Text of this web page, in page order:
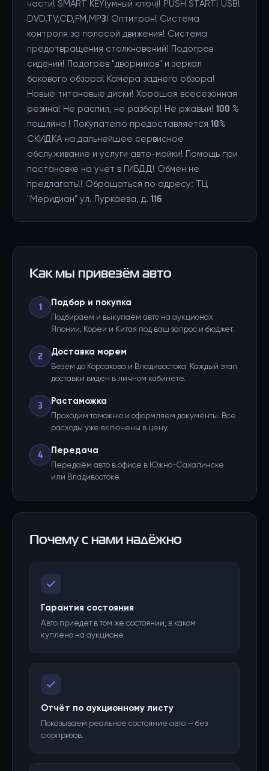
части! SMART KEY(умный ключ)! PUSH START! USB!
DVD,TV,CD,FM,MP3! Оптитрон! Система
контроля за полосой движения! Система
предотвращения столкновений! Подогрев
сидений! Подогрев "дворников" и зеркал
бокового обзора! Камера заднего обзора!
Новые титановые диски! Хорошая всесезонная
резина! Не распил, не разбор! Не ржавый! 100 %
пошлина ! Покупателю предоставляется 10%
СКИДКА на дальнейшее сервисное
обслуживание и услуги авто-мойки! Помощь при
постановке на учет в ГИБДД! Обмен не
предлагать!! Обращаться по адресу: ТЦ
"Меридиан" ул. Пуркаева, д. 116
Как мы привезём авто
1 Подбор и покупка
Подбираем и выкупаем авто на аукционах
Японии, Кореи и Китая под ваш запрос и бюджет.
2 Доставка морем
Везём до Корсакова и Владивостока. Каждый этап
доставки виден в личном кабинете.
3 Растаможка
Проходим таможню и оформляем документы. Все
расходы уже включены в цену.
4 Передача
Передаём авто в офисе в Южно-Сахалинске
или Владивостоке.
Почему с нами надёжно
Гарантия состояния
Авто приедет в том же состоянии, в каком
куплено на аукционе.
Отчёт по аукционному листу
Показываем реальное состояние авто — без
сюрпризов.